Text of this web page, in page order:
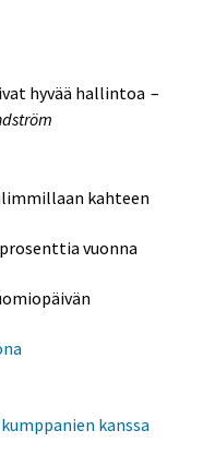
hyvää hallintoa –
kahteen
vuonna
kanssa